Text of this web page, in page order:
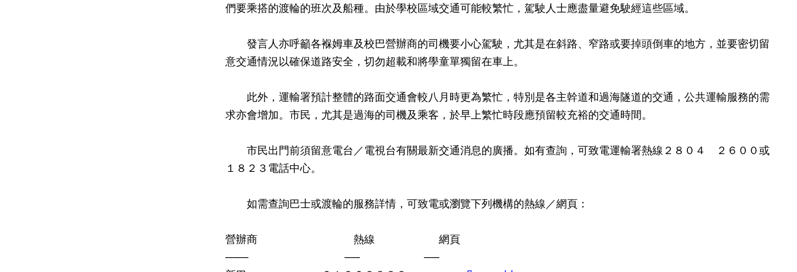
們要乘搭的渡輪的班次及船種。由於學校區域交通可能較繁忙，駕駛人士應盡量避免駛經這些區域。
發言人亦呼籲各褓姆車及校巴營辦商的司機要小心駕駛，尤其是在斜路、窄路或要掉頭倒車的地方，並要密切留
意交通情況以確保道路安全，切勿超載和將學童單獨留在車上。
此外，運輸署預計整體的路面交通會較八月時更為繁忙，特別是各主幹道和過海隧道的交通，公共運輸服務的需
求亦會增加。市民，尤其是過海的司機及乘客，於早上繁忙時段應預留較充裕的交通時間。
市民出門前須留意電台／電視台有關最新交通消息的廣播。如有查詢，可致電運輸署熱線２８０４ ２６００或
１８２３電話中心。
如需查詢巴士或渡輪的服務詳情，可致電或瀏覽下列機構的熱線／網頁：
營辦商 熱線 網頁
─── ── ──